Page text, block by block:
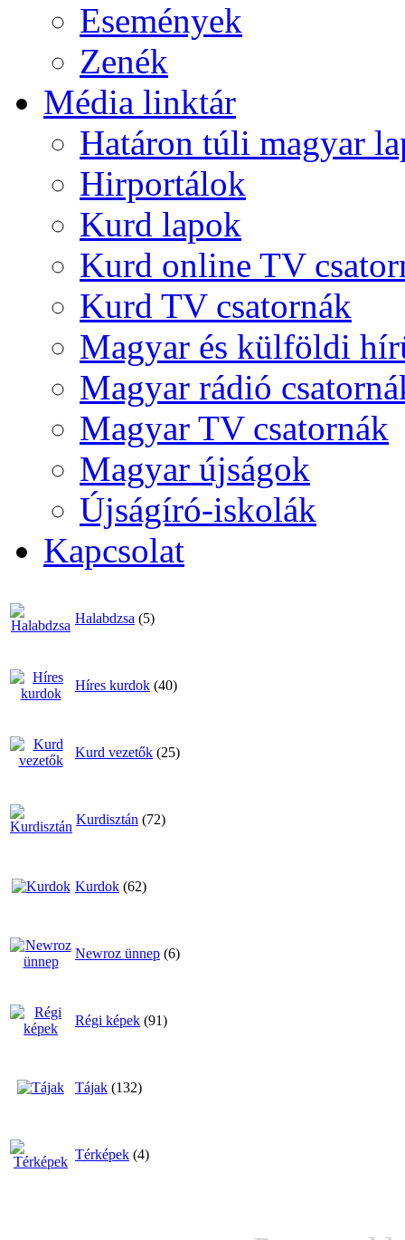
Események
Zenék
Média linktár
Határon túli magyar
Hirportálok
Kurd lapok
Kurd online TV
Kurd TV csatornák
Magyar és külföldi
Magyar rádió
Magyar TV csatornák
Magyar újságok
Újságíró-iskolák
Kapcsolat
Halabdzsa (5)
Híres kurdok (40)
Kurd vezetők (25)
Kurdisztán (72)
Kurdok (62)
Newroz ünnep (6)
Régi képek (91)
Tájak (132)
Térképek (4)